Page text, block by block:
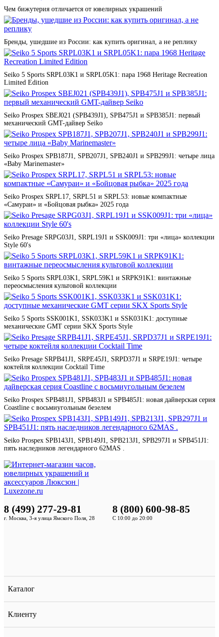
Чем бижутерия отличается от ювелирных украшений
Бренды, ушедшие из России: как купить оригинал, а не реплику
Seiko 5 Sports SRPL03K1 и SRPL05K1: пара 1968 Heritage Recreation
Limited Edition
Seiko Prospex SBEJ021 (SPB439J1), SPB475J1 и SPB385J1: первый
механический GMT-дайвер Seiko
Seiko Prospex SPB187J1, SPB207J1, SPB240J1 и SPB299J1: четыре лица
«Baby Marinemaster»
Seiko Prospex SRPL17, SRPL51 и SRPL53: новые компактные
«Самураи» и «Бойцовая рыбка» 2025 года
Seiko Presage SRPG03J1, SRPL19J1 и SSK009J1: три «лица» коллекции
Style 60's
Seiko 5 Sports SRPL03K1, SRPL59K1 и SRPK91K1: винтажные
переосмысления культовой коллекции
Seiko 5 Sports SSK001K1, SSK033K1 и SSK031K1: доступные
механические GMT серии SKX Sports Style
Seiko Presage SRPB41J1, SRPE45J1, SRPD37J1 и SRPE19J1: четыре
коктейля коллекции Cocktail Time
Seiko Prospex SPB481J1, SPB483J1 и SPB485J1: новая дайверская серия
Coastline с восьмиугольным безелем
Seiko Prospex SPB143J1, SPB149J1, SPB213J1, SPB297J1 и SPB451J1:
пять наследников легендарного 62MAS .
Каталог
Клиенту
8 (499) 277-29-81
г. Москва, 3-я улица Ямского Поля, 28
8 (800) 600-98-85
С 10:00 до 20:00